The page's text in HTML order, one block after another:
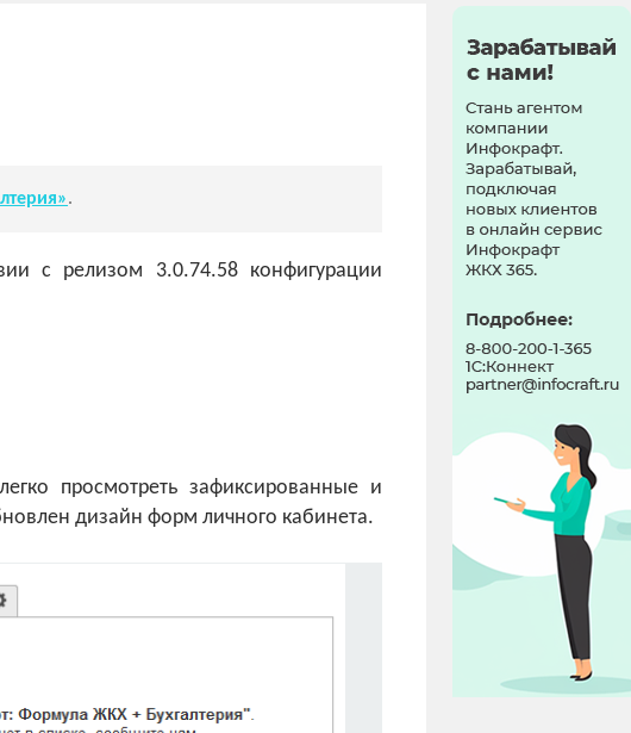
.
с релизом 3.0.74.58 конфигурации
просмотреть зафиксированные и
дизайн форм личного кабинета.